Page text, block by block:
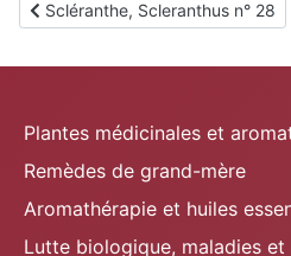
Article précédent : Scléranthe,
Scléranthe, Scleranthus n° 28
Plantes médicinales et
Remèdes de grand-mère
Aromathérapie et huiles
Lutte biologique, maladies